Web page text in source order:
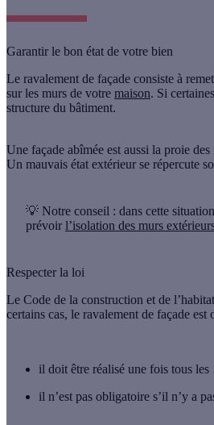
Garantir le bon état de votre bien
Le ravalement de façade consiste à
sur les murs de votre maison. Si
structure du bâtiment.
Une façade abîmée est aussi la proie des
Un mauvais état extérieur se répercute
💡 Notre conseil : dans cette
prévoir l’isolation des murs
Respecter la loi
Le Code de la construction et de
certains cas, le ravalement de façade est
il doit être réalisé une fois tous les
il n’est pas obligatoire s’il n’y a